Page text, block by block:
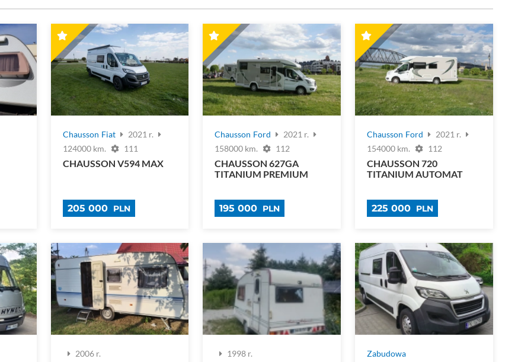
Chausson Fiat
2021 r.
124000 km.
111
CHAUSSON V594 MAX
205 000 PLN
Chausson Ford
2021 r.
158000 km.
112
CHAUSSON 627GA
TITANIUM PREMIUM
195 000 PLN
Chausson Ford
2021 r.
154000 km.
112
CHAUSSON 720
TITANIUM AUTOMAT
225 000 PLN
2006 r. 1998 r.
Zabudowa